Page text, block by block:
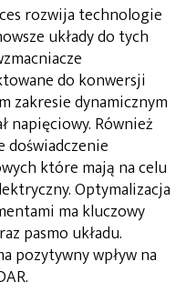
rozwija technologie
układy do tych
do konwersji
zakresie dynamicznym
napięciowy. Również
doświadczenie
które mają na celu
Optymalizacja
ma kluczowy
pasmo układu.
pozytywny wpływ na